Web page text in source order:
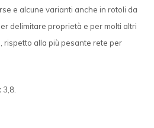
e alcune varianti anche in rotoli da
delimitare proprietà e per molti altri
rispetto alla più pesante rete per
3,8.